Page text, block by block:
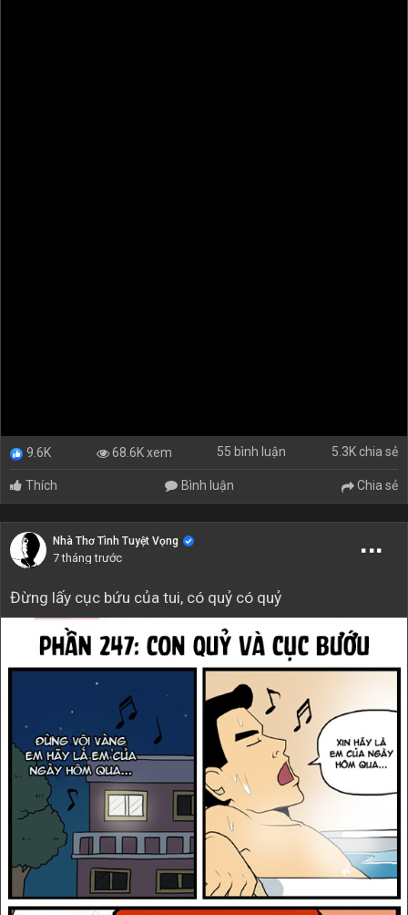
9.6K 68.6K xem 55 bình luận 5.3K chia sẻ
Thích Bình luận Chia sẻ
Nhà Thơ Tình Tuyệt Vọng
7 tháng trước
Đừng lấy cục bứu của tui, có quỷ có quỷ